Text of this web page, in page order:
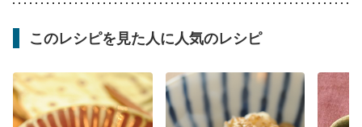
このレシピを見た人に人気のレシピ